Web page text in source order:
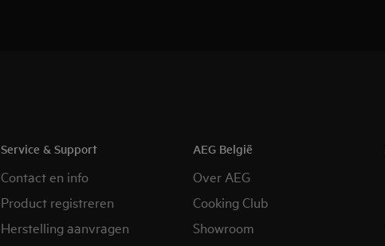
Service & Support
Contact en info
Product registreren
Herstelling aanvragen
AEG België
Over AEG
Cooking Club
Showroom